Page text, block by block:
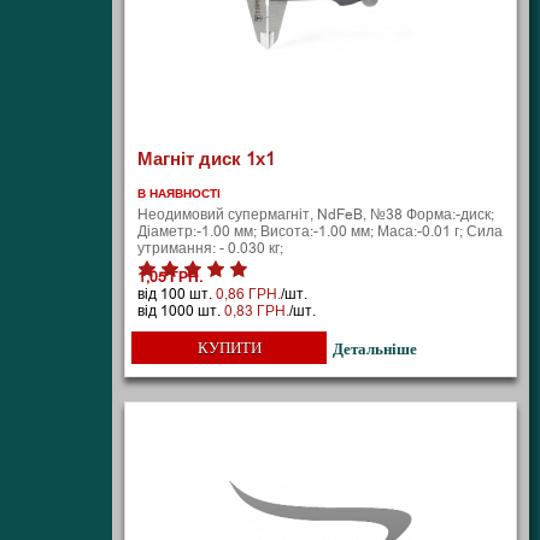
Магніт диск 1х1
В НАЯВНОСТІ
Неодимовий супермагніт, NdFeB, №38 Форма:-диск;
Діаметр:-1.00 мм; Висота:-1.00 мм; Маса:-0.01 г; Сила
утримання: - 0.030 кг;
1,05 ГРН.
від 100 шт.0,86 ГРН./шт.
від 1000 шт.0,83 ГРН./шт.
КУПИТИ Детальніше